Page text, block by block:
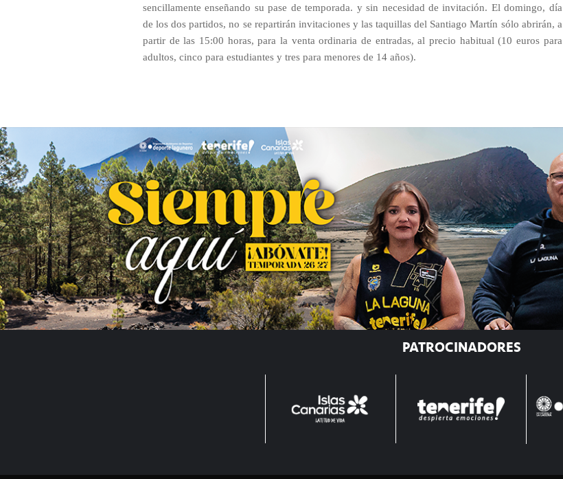
sencillamente enseñando su pase de temporada. y sin necesidad de invitación. El domingo, día
de los dos partidos, no se repartirán invitaciones y las taquillas del Santiago Martín sólo abrirán, a
partir de las 15:00 horas, para la venta ordinaria de entradas, al precio habitual (10 euros para
adultos, cinco para estudiantes y tres para menores de 14 años).
PATROCINADORES